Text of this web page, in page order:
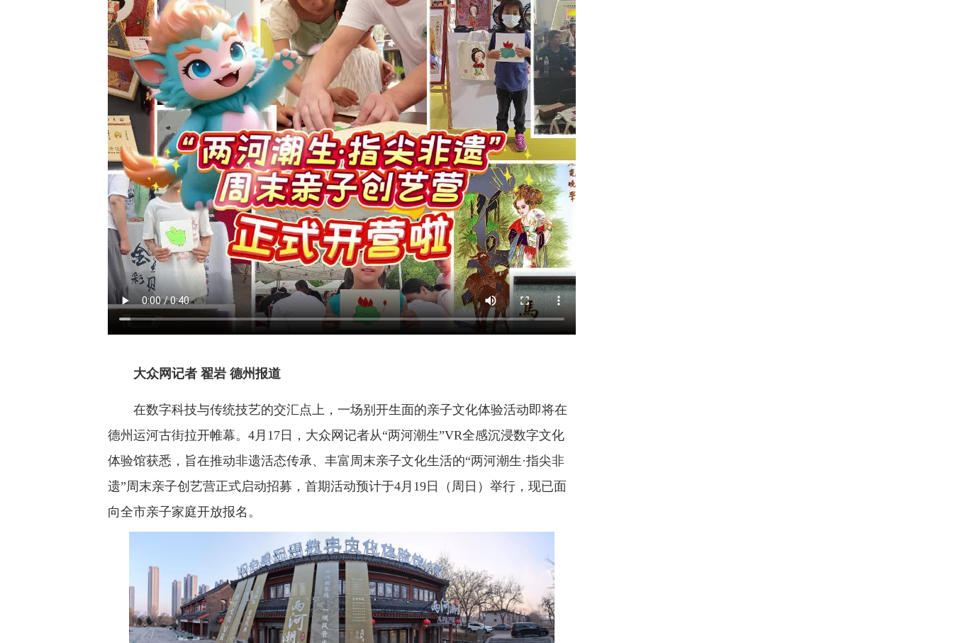
大众网记者 翟岩 德州报道
在数字科技与传统技艺的交汇点上，一场别开生面的亲子文化体验活动即将在
德州运河古街拉开帷幕。4月17日，大众网记者从“两河潮生”VR全感沉浸数字文化
体验馆获悉，旨在推动非遗活态传承、丰富周末亲子文化生活的“两河潮生·指尖非
遗”周末亲子创艺营正式启动招募，首期活动预计于4月19日（周日）举行，现已面
向全市亲子家庭开放报名。